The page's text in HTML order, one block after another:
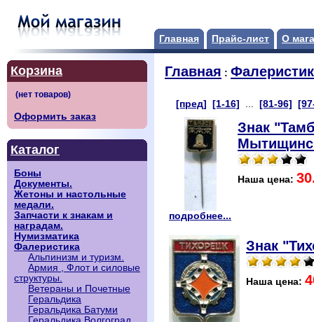
Главная Прайс-лист О
Корзина
Оформить заказ
Каталог
Боны
Документы.
Жетоны и настольные
медали.
Запчасти к знакам и
наградам.
Нумизматика
Фалеристика
Альпинизм и туризм.
Армия , Флот и силовые
структуры.
Ветераны и Почетные
Геральдика
Геральдика Батуми
Главная :
[пред] [1-16] [81-96]
подробнее...
Знак
Наша цена:
Знак
Наша цена: